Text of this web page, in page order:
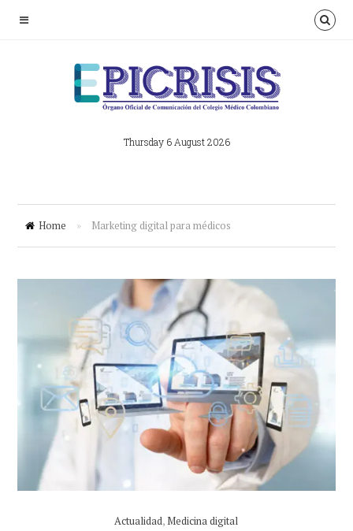
Thursday 6 August 2026
Home » Marketing digital para médicos
Actualidad,Medicina digital